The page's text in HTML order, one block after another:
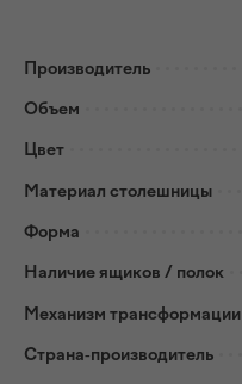
Производитель
Объем
Цвет
Материал столешницы
Форма
Наличие ящиков / полок
Механизм трансформации
Страна-производитель